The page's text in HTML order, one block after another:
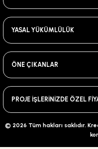
YASAL YÜKÜMLÜLÜK
ÖNE ÇIKANLAR
PROJE İŞLERİNİZDE ÖZEL
© 2026 Tüm hakları saklıdır.